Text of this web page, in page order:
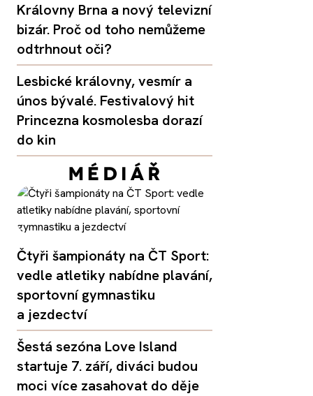
Královny Brna a nový televizní
bizár. Proč od toho nemůžeme
odtrhnout oči?
Lesbické královny, vesmír a
únos bývalé. Festivalový hit
Princezna kosmolesba dorazí
do kin
Čtyři šampionáty na ČT Sport:
vedle atletiky nabídne plavání,
sportovní gymnastiku
a jezdectví
Šestá sezóna Love Island
startuje 7. září, diváci budou
moci více zasahovat do děje